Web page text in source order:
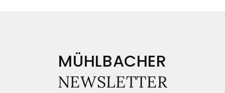
MÜHLBACHER
NEWSLETTER